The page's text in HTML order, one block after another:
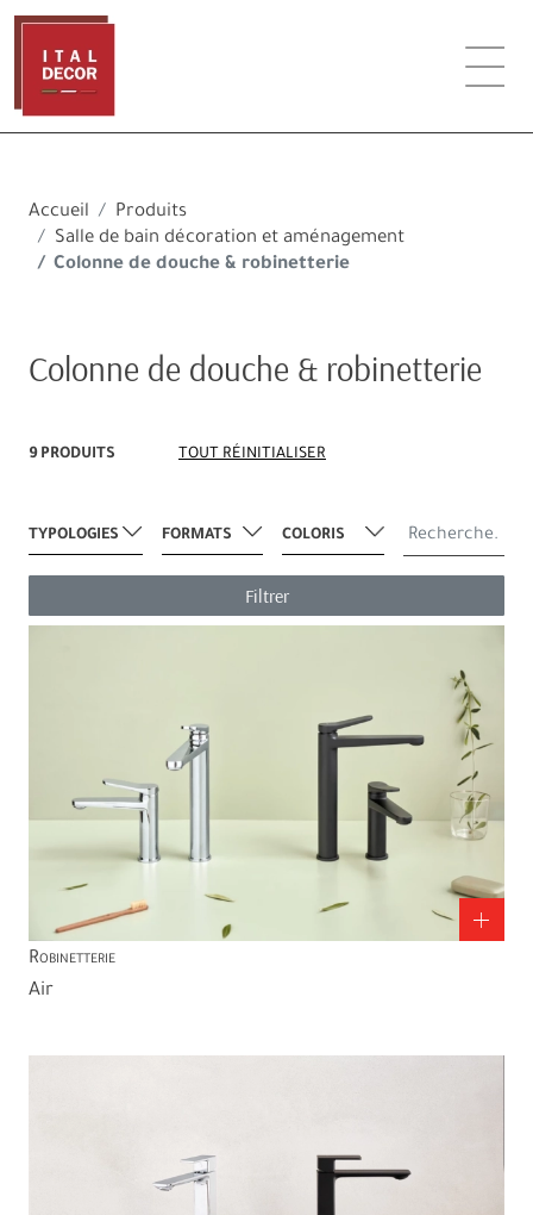
Accueil
Produits
Salle de bain décoration et aménagement
Colonne de douche & robinetterie
Colonne de douche & robinetterie
9 PRODUITS TOUT RÉINITIALISER
TYPOLOGIES FORMATS COLORIS
Filtrer
Robinetterie
Air